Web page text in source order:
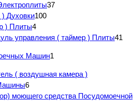
37
) Духовки100
) Плиты4
управления ( таймер ) Плиты41
Машин1
( воздушная камера )
6
моющего средства Посудомоечной